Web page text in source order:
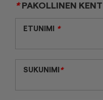
*PAKOLLINEN
ETUNIMI *
SUKUNIMI*